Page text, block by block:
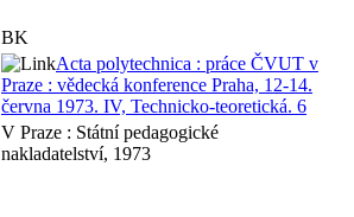
BK
Acta polytechnica : práce ČVUT v
Praze : vědecká konference Praha, 12-14.
června 1973. IV, Technicko-teoretická. 6
V Praze : Státní pedagogické
nakladatelství, 1973